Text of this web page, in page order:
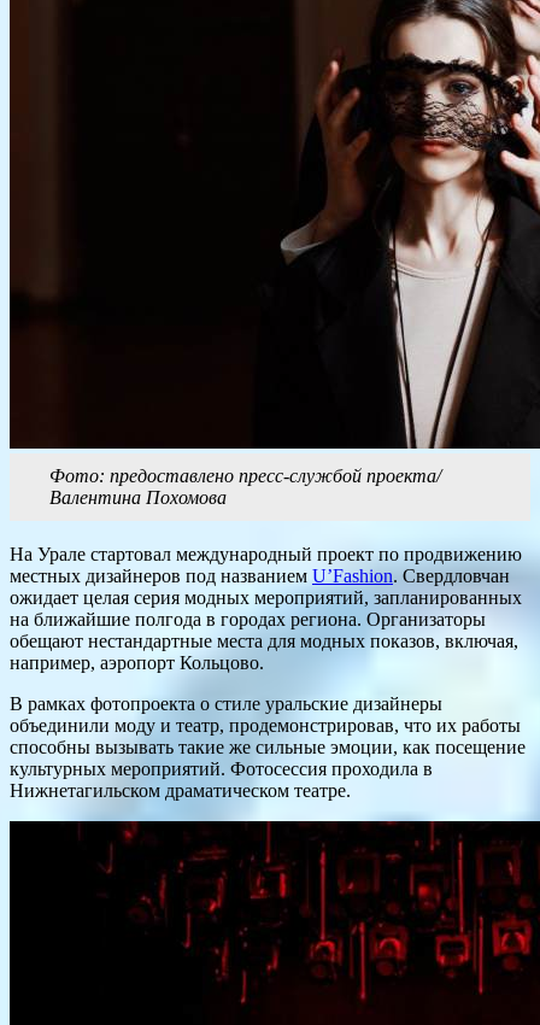
Фото: предоставлено пресс-службой проекта/
Валентина Похомова
На Урале стартовал международный проект по продвижению
местных дизайнеров под названием U’Fashion. Свердловчан
ожидает целая серия модных мероприятий, запланированных
на ближайшие полгода в городах региона. Организаторы
обещают нестандартные места для модных показов, включая,
например, аэропорт Кольцово.
В рамках фотопроекта о стиле уральские дизайнеры
объединили моду и театр, продемонстрировав, что их работы
способны вызывать такие же сильные эмоции, как посещение
культурных мероприятий. Фотосессия проходила в
Нижнетагильском драматическом театре.